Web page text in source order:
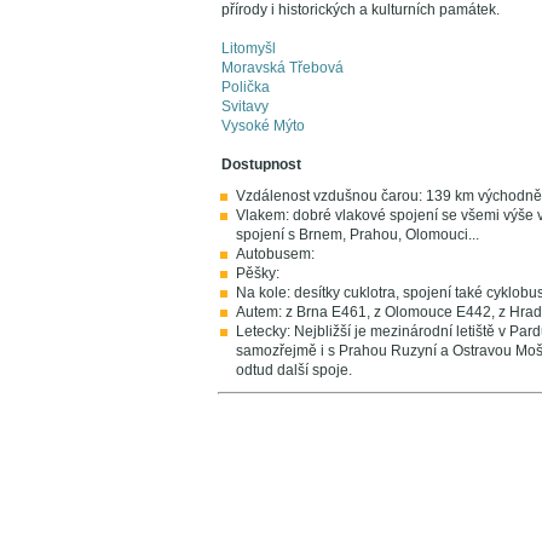
přírody i historických a kulturních památek.
Litomyšl
Moravská Třebová
Polička
Svitavy
Vysoké Mýto
Dostupnost
Vzdálenost vzdušnou čarou: 139 km
Vlakem: dobré vlakové spojení se všemi
spojení s Brnem, Prahou, Olomouci...
Autobusem:
Pěšky:
Na kole: desítky cuklotra, spojení také
Autem: z Brna E461, z Olomouce E442, z
Letecky: Nejbližší je mezinárodní letiště v
samozřejmě i s Prahou Ruzyní a Ostravou
odtud další spoje.